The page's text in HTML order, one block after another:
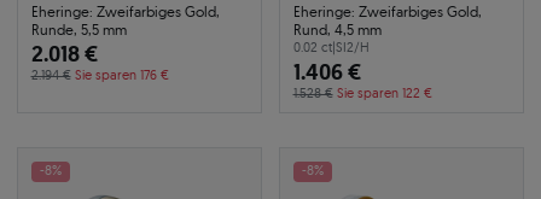
Eheringe: Zweifarbiges Gold,
Runde, 5,5 mm
2.018 €
2.194 € Sie sparen 176 €
Eheringe: Zweifarbiges Gold,
Rund, 4,5 mm
0.02 ct|SI2/H
1.406 €
1.528 € Sie sparen 122 €
-8% -8%